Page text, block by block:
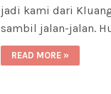
jadi kami dari
sambil jalan-jalan.
READ MORE »